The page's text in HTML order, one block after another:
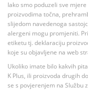
Iako smo poduzeli sve
proizvodima točna,
slijedom navedenoga
alergeni mogu promjeniti.
etiketu tj. deklaraciju
koje su objavljene na web
Ukoliko imate bilo kakvih
K Plus, ili proizvoda drugih
se s povjerenjem na Službu